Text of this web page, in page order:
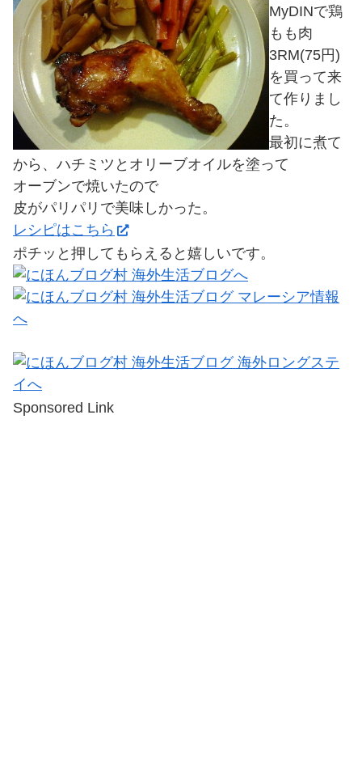
MyDINで鶏
もも肉
3RM(75円)
を買って来
て作りまし
た。
最初に煮て
から、ハチミツとオリーブオイルを塗って
オーブンで焼いたので
皮がパリパリで美味しかった。
レシピはこちら
ポチッと押してもらえると嬉しいです。
Sponsored Link